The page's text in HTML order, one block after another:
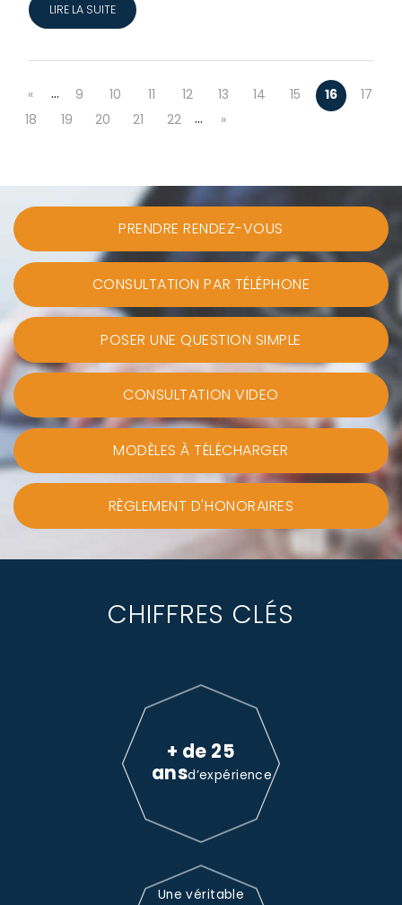
LIRE LA SUITE
« … 9 10 11 12 13 14 15 16
17
18
19 20 21 22 … »
PRENDRE RENDEZ-VOUS
CONSULTATION PAR TÉLÉPHONE
POSER UNE QUESTION SIMPLE
CONSULTATION VIDEO
MODÈLES À TÉLÉCHARGER
RÈGLEMENT D'HONORAIRES
CHIFFRES CLÉS
+ de 25
ansd’expérience
Une véritable